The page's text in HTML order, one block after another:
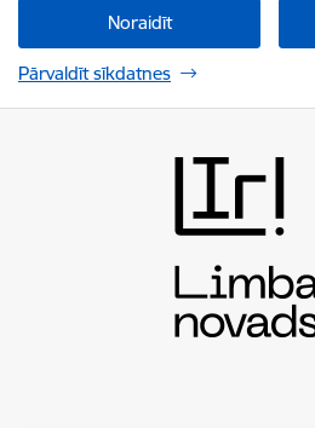
Noraidīt
Pārvaldīt sīkdatnes